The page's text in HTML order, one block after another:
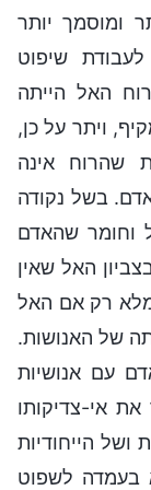
ומוסמך יותר
שיפוט
האל הייתה
ויתר על כן,
שהרוח אינה
בשל נקודה
וחומר שהאדם
האל שאין
מלא רק אם האל
של האנושות.
עם אנושיות
את אי-צדיקותו
הייחודיות
בעמדה לשפוט